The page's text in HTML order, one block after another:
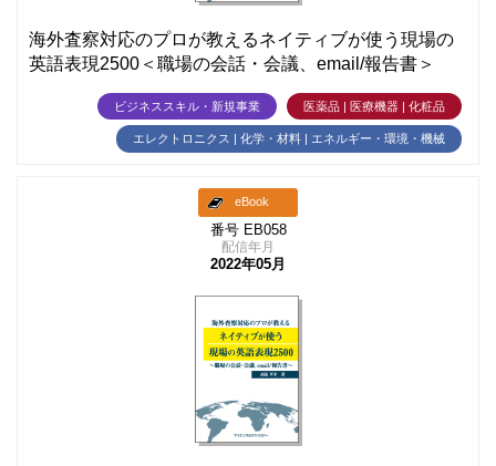
海外査察対応のプロが教えるネイティブが使う現場の
英語表現2500＜職場の会話・会議、email/報告書＞
ビジネススキル・新規事業 医薬品 | 医療機器 | 化粧品
エレクトロニクス | 化学・材料 | エネルギー・環境・機械
eBook
番号 EB058
配信年月
2022年05月